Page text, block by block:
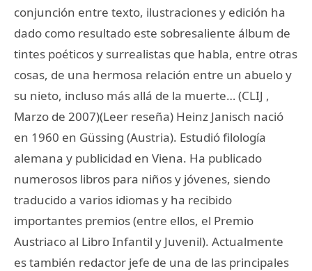
conjunción entre texto, ilustraciones y edición ha
dado como resultado este sobresaliente álbum de
tintes poéticos y surrealistas que habla, entre otras
cosas, de una hermosa relación entre un abuelo y
su nieto, incluso más allá de la muerte… (CLIJ ,
Marzo de 2007)(Leer reseña) Heinz Janisch nació
en 1960 en Güssing (Austria). Estudió filología
alemana y publicidad en Viena. Ha publicado
numerosos libros para niños y jóvenes, siendo
traducido a varios idiomas y ha recibido
importantes premios (entre ellos, el Premio
Austriaco al Libro Infantil y Juvenil). Actualmente
es también redactor jefe de una de las principales